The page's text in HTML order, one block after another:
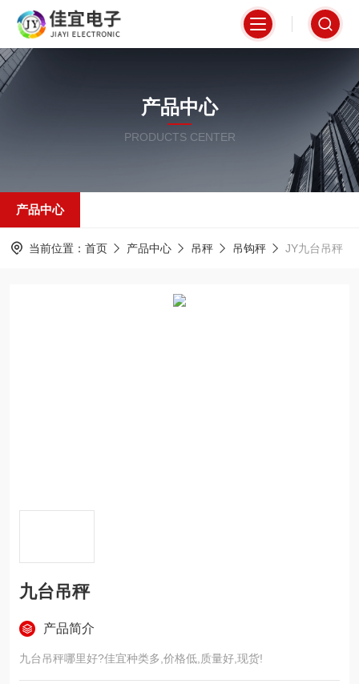
产品中心
PRODUCTS CENTER
产品中心
当前位置： 首页 产品中心 吊秤 吊钩秤 JY九台吊秤
九台吊秤
产品简介
九台吊秤哪里好?佳宜种类多,价格低,质量好,现货!